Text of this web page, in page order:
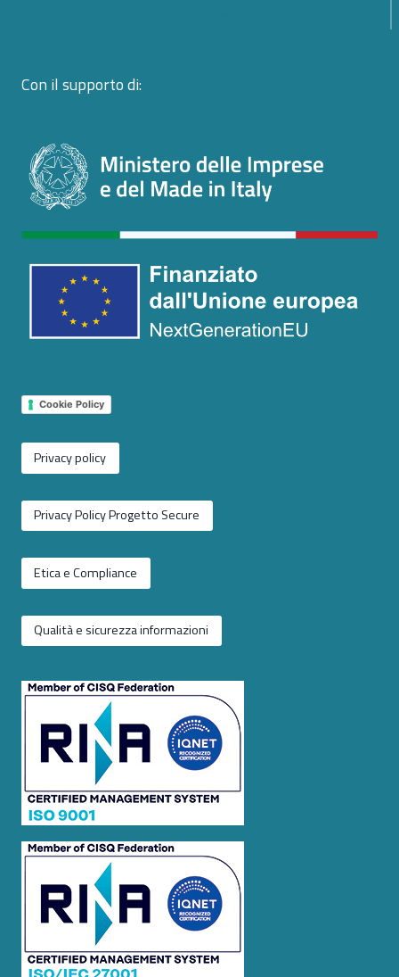
Con il supporto di:
Cookie Policy
Privacy policy
Privacy Policy Progetto Secure
Etica e Compliance
Qualità e sicurezza informazioni